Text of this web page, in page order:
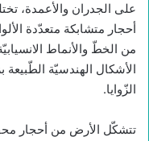
على الجدران والأعمدة،
أحجار متشابكة متعدّدة
من الخطّ والأنماط
الأشكال الهندسيّة
الزّوايا.
تتشكّل الأرض من أحجار